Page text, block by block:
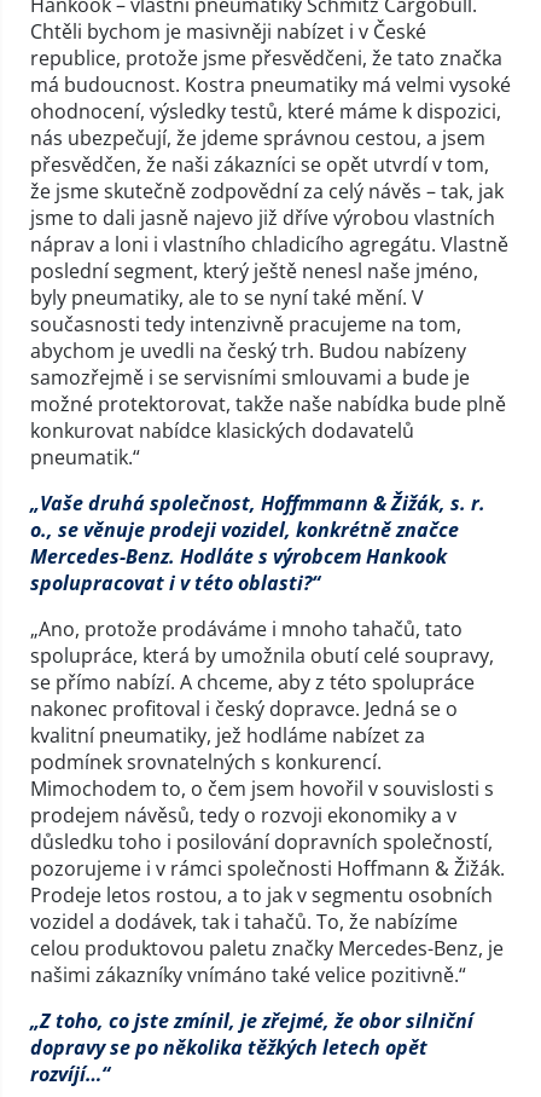
Chtěli bychom je masivněji nabízet i v České
republice, protože jsme přesvědčeni, že tato značka
má budoucnost. Kostra pneumatiky má velmi vysoké
ohodnocení, výsledky testů, které máme k dispozici,
nás ubezpečují, že jdeme správnou cestou, a jsem
přesvědčen, že naši zákazníci se opět utvrdí v tom,
že jsme skutečně zodpovědní za celý návěs – tak, jak
jsme to dali jasně najevo již dříve výrobou vlastních
náprav a loni i vlastního chladicího agregátu. Vlastně
poslední segment, který ještě nenesl naše jméno,
byly pneumatiky, ale to se nyní také mění. V
současnosti tedy intenzivně pracujeme na tom,
abychom je uvedli na český trh. Budou nabízeny
samozřejmě i se servisními smlouvami a bude je
možné protektorovat, takže naše nabídka bude plně
konkurovat nabídce klasických dodavatelů
pneumatik.“
„Vaše druhá společnost, Hoffmmann & Žižák, s. r.
o., se věnuje prodeji vozidel, konkrétně značce
Mercedes-Benz. Hodláte s výrobcem Hankook
spolupracovat i v této oblasti?“
„Ano, protože prodáváme i mnoho tahačů, tato
spolupráce, která by umožnila obutí celé soupravy,
se přímo nabízí. A chceme, aby z této spolupráce
nakonec profitoval i český dopravce. Jedná se o
kvalitní pneumatiky, jež hodláme nabízet za
podmínek srovnatelných s konkurencí.
Mimochodem to, o čem jsem hovořil v souvislosti s
prodejem návěsů, tedy o rozvoji ekonomiky a v
důsledku toho i posilování dopravních společností,
pozorujeme i v rámci společnosti Hoffmann & Žižák.
Prodeje letos rostou, a to jak v segmentu osobních
vozidel a dodávek, tak i tahačů. To, že nabízíme
celou produktovou paletu značky Mercedes-Benz, je
našimi zákazníky vnímáno také velice pozitivně.“
„Z toho, co jste zmínil, je zřejmé, že obor silniční
dopravy se po několika těžkých letech opět
rozvíjí…“